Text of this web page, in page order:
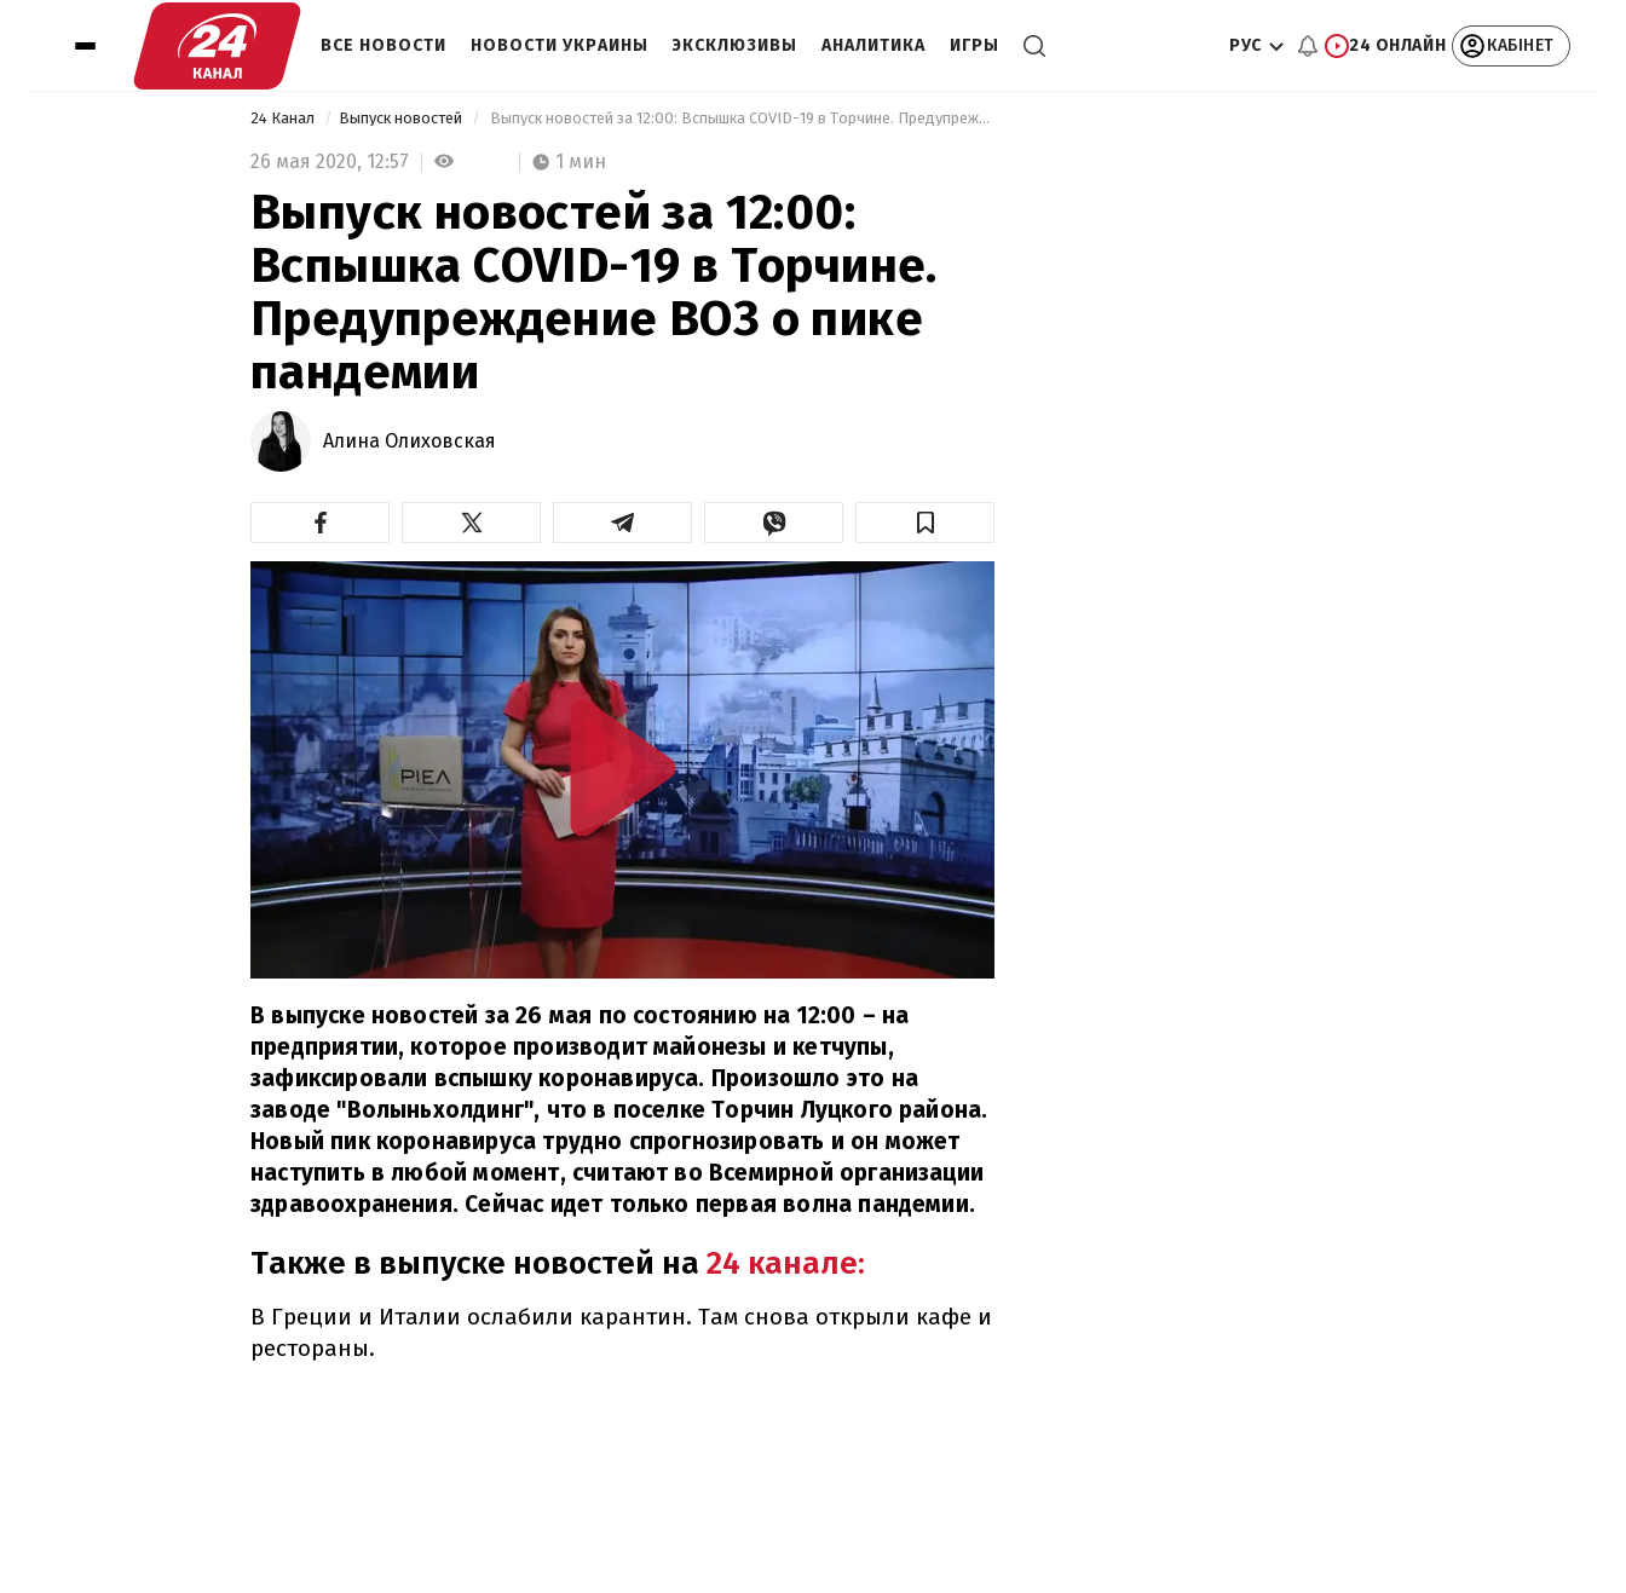
ВСЕ НОВОСТИ НОВОСТИ УКРАИНЫ ЭКСКЛЮЗИВЫ АНАЛИТИКА ИГРЫ РУС 24 ОНЛАЙН КАБІНЕТ
24 Канал Выпуск новостей Выпуск новостей за 12:00: Вспышка COVID-19 в Торчине. Предупреждение ВОЗ о пике пандемии
26 мая 2020, 12:57 1 мин
Выпуск новостей за 12:00:
Вспышка COVID-19 в Торчине.
Предупреждение ВОЗ о пике
пандемии
Алина Олиховская
В выпуске новостей за 26 мая по состоянию на 12:00 – на
предприятии, которое производит майонезы и кетчупы,
зафиксировали вспышку коронавируса. Произошло это на
заводе "Волыньхолдинг", что в поселке Торчин Луцкого района.
Новый пик коронавируса трудно спрогнозировать и он может
наступить в любой момент, считают во Всемирной организации
здравоохранения. Сейчас идет только первая волна пандемии.
Также в выпуске новостей на 24 канале:
В Греции и Италии ослабили карантин. Там снова открыли кафе и
рестораны.